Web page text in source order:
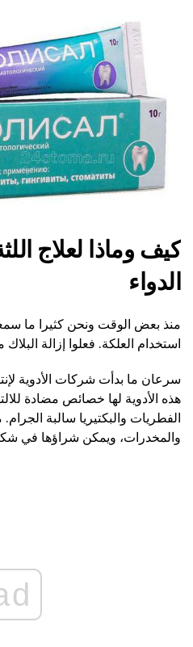
كيف وماذا لعلاج
الدواء
منذ بعض الوقت ونحن كثيرا ما
استخدام العلكة. فعلوا إزالة
سرعان ما بدأت شركات الأدوية
هذه الأدوية لها خصائص مضادة
الفطريات والبكتيريا سالبة
والمخدرات، ويمكن شراؤها في